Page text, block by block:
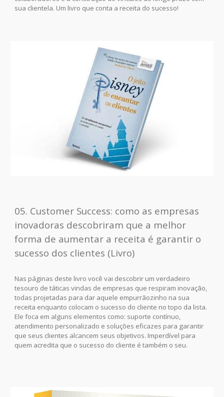
sua clientela. Um livro que conta a receita do sucesso!
05. Customer Success: como as empresas
inovadoras descobriram que a melhor
forma de aumentar a receita é garantir o
sucesso dos clientes (Livro)
Nas páginas deste livro você vai descobrir um verdadeiro
tesouro de táticas vindas de empresas que respiram inovação,
todas projetadas para dar aquele empurrãozinho na sua
receita enquanto colocam o sucesso do cliente no topo da lista.
Ele foca em alguns elementos como: suporte contínuo,
atendimento personalizado e soluções eficazes para garantir
que seus clientes alcancem seus objetivos. Imperdível para
quem acredita que o sucesso do cliente é também o seu.